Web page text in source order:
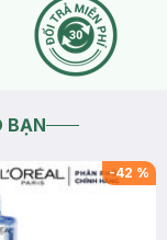
BẠN
-42 %